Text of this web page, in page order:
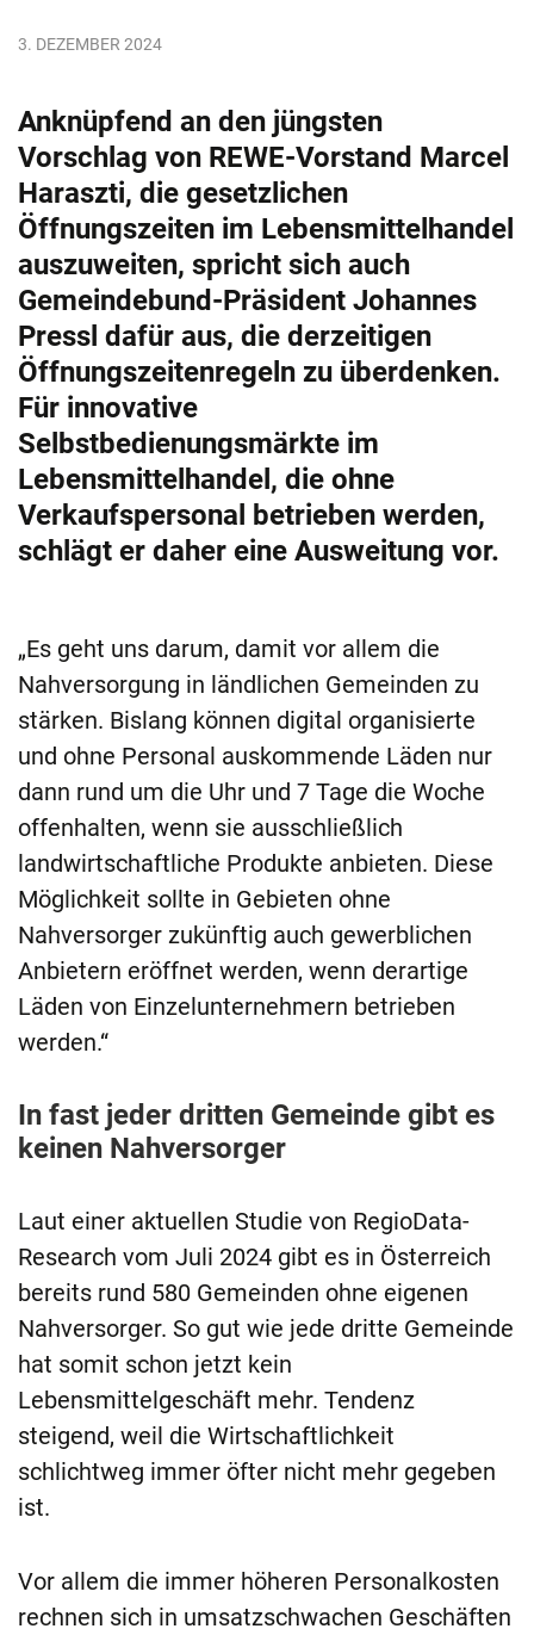
3. DEZEMBER 2024
Anknüpfend an den jüngsten
Vorschlag von REWE-Vorstand Marcel
Haraszti, die gesetzlichen
Öffnungszeiten im Lebensmittelhandel
auszuweiten, spricht sich auch
Gemeindebund-Präsident Johannes
Pressl dafür aus, die derzeitigen
Öffnungszeitenregeln zu überdenken.
Für innovative
Selbstbedienungsmärkte im
Lebensmittelhandel, die ohne
Verkaufspersonal betrieben werden,
schlägt er daher eine Ausweitung vor.
„Es geht uns darum, damit vor allem die
Nahversorgung in ländlichen Gemeinden zu
stärken. Bislang können digital organisierte
und ohne Personal auskommende Läden nur
dann rund um die Uhr und 7 Tage die Woche
offenhalten, wenn sie ausschließlich
landwirtschaftliche Produkte anbieten. Diese
Möglichkeit sollte in Gebieten ohne
Nahversorger zukünftig auch gewerblichen
Anbietern eröffnet werden, wenn derartige
Läden von Einzelunternehmern betrieben
werden.“
In fast jeder dritten Gemeinde gibt es
keinen Nahversorger
Laut einer aktuellen Studie von RegioData-
Research vom Juli 2024 gibt es in Österreich
bereits rund 580 Gemeinden ohne eigenen
Nahversorger. So gut wie jede dritte Gemeinde
hat somit schon jetzt kein
Lebensmittelgeschäft mehr. Tendenz
steigend, weil die Wirtschaftlichkeit
schlichtweg immer öfter nicht mehr gegeben
ist.
Vor allem die immer höheren Personalkosten
rechnen sich in umsatzschwachen Geschäften